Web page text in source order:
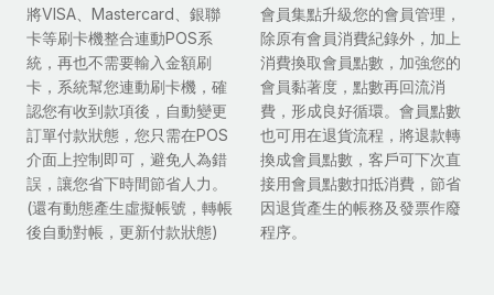
將VISA、Mastercard、銀聯
卡等刷卡機整合連動POS系
統，再也不需要輸入金額刷
卡，系統幫您連動刷卡機，確
認您有收到款項後，自動變更
訂單付款狀態，您只需在POS
介面上控制即可，避免人為錯
誤，讓您省下時間節省人力。
(還有動態產生虛擬帳號，轉帳
後自動對帳，更新付款狀態)
會員集點升級您的會員管理，
除原有會員消費紀錄外，加上
消費換取會員點數，加強您的
會員黏著度，點數再回流消
費，形成良好循環。會員點數
也可用在退貨流程，將退款轉
換成會員點數，客戶可下次直
接用會員點數扣抵消費，節省
因退貨產生的帳務及發票作廢
程序。